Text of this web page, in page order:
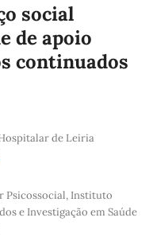
social
de apoio
continuados
de Leiria
Psicossocial, Instituto
e Investigação em Saúde